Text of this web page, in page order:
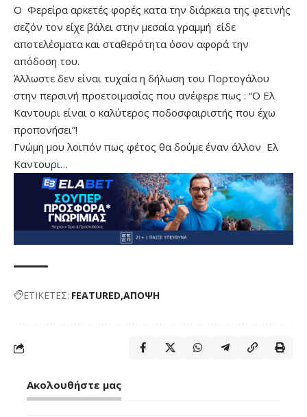
Ο Φερείρα αρκετές φορές κατα την διάρκεια της φετινής
σεζόν τον είχε βάλει στην μεσαία γραμμή είδε
αποτελέσματα και σταθερότητα όσον αφορά την
απόδοση του.
Άλλωστε δεν είναι τυχαία η δήλωση του Πορτογάλου
στην περσινή προετοιμασίας που ανέφερε πως : “Ο Ελ
Καντουρι είναι ο καλύτερος ποδοσφαιριστής που έχω
προπονήσει”!
Γνώμη μου λοιπόν πως φέτος θα δούμε έναν άλλον Eλ
Καντουρι…
ΕΤΙΚΕΤΕΣ: FEATURED ΑΠΟΨΗ
Ακολουθήστε μας